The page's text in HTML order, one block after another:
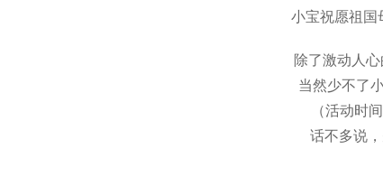
小宝祝愿祖国
除了激动人心
当然少不了
（活动时
话不多说，